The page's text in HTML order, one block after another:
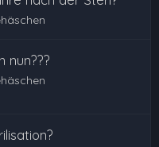
nun???